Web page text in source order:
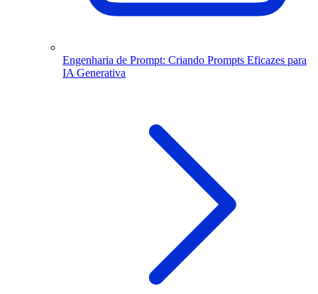
Engenharia de Prompt: Criando Prompts Eficazes para
IA Generativa